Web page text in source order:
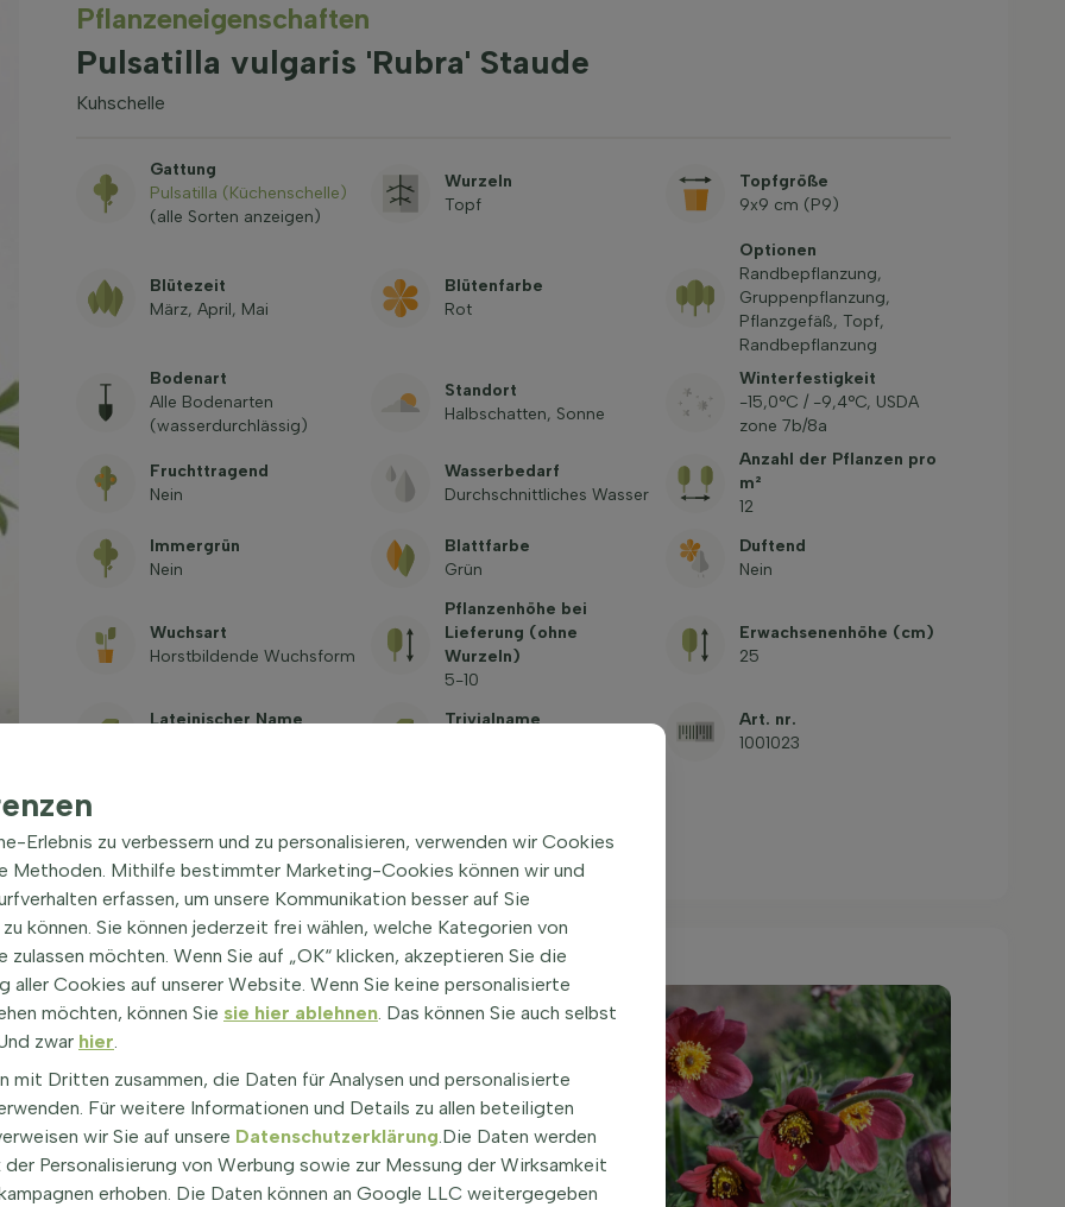
Pflanzeneigenschaften
Pulsatilla vulgaris 'Rubra' Staude
Kuhschelle
Gattung
Pulsatilla (Küchenschelle)
(alle Sorten anzeigen)
Wurzeln
Topf
Topfgröße
9x9 cm (P9)
Blütezeit
März, April, Mai
Blütenfarbe
Rot
Optionen
Randbepflanzung,
Gruppenpflanzung,
Pflanzgefäß, Topf,
Randbepflanzung
Bodenart
Alle Bodenarten
(wasserdurchlässig)
Standort
Halbschatten, Sonne
Winterfestigkeit
-15,0°C / -9,4°C, USDA
zone 7b/8a
Fruchttragend
Nein
Wasserbedarf
Durchschnittliches Wasser
Anzahl der Pflanzen pro
m²
12
Immergrün
Nein
Blattfarbe
Grün
Duftend
Nein
Wuchsart
Horstbildende Wuchsform
Pflanzenhöhe bei
Lieferung (ohne
Wurzeln)
5-10
Erwachsenenhöhe (cm)
25
Lateinischer Name
Trivialname
Art. nr.
1001023
| Kuhschelle
Kuhschelle, ist eine charmante
jeden Garten bereichert. Diese Art gehört zur
ihre polbildende Wuchsform aus. Die Pulsatilla
eine maximale Höhe von etwa 25 Zentimetern.
Erlebnis zu verbessern und zu personalisieren, verwenden wir Cookies
Methoden. Mithilfe bestimmter Marketing-Cookies können wir und
erfassen, um unsere Kommunikation besser auf Sie
können. Sie können jederzeit frei wählen, welche Kategorien von
zulassen möchten. Wenn Sie auf „OK“ klicken, akzeptieren Sie die
aller Cookies auf unserer Website. Wenn Sie keine personalisierte
möchten, können Sie sie hier ablehnen. Das können Sie auch selbst
zwar hier.
mit Dritten zusammen, die Daten für Analysen und personalisierte
Für weitere Informationen und Details zu allen beteiligten
wir Sie auf unsere Datenschutzerklärung.Die Daten werden
der Personalisierung von Werbung sowie zur Messung der Wirksamkeit
erhoben. Die Daten können an Google LLC weitergegeben